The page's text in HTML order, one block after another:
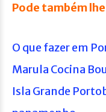
Pode também
O que fazer em
Marula Cocina
Isla Grande